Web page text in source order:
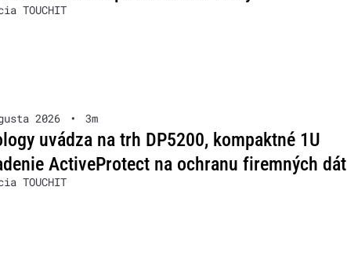
TOUCHIT
2026 • 3m
uvádza na trh DP5200, kompaktné 1U
ActiveProtect na ochranu firemných dát
TOUCHIT